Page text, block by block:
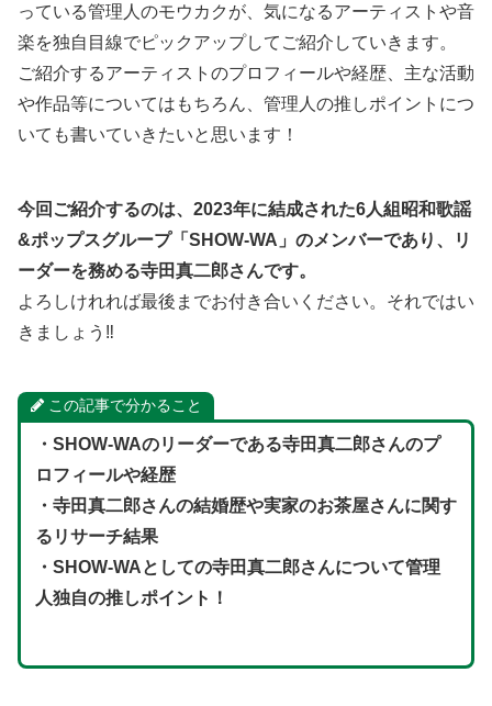
っている管理人のモウカクが、気になるアーティストや音
楽を独自目線でピックアップしてご紹介していきます。
ご紹介するアーティストのプロフィールや経歴、主な活動
や作品等についてはもちろん、管理人の推しポイントにつ
いても書いていきたいと思います！
今回ご紹介するのは、2023年に結成された6人組昭和歌謡
&ポップスグループ「 SHOW-WA 」 のメンバーであり、リ
ーダーを務める寺田真二郎さんです。
よろしけれれば最後までお付き合いください。それではい
きましょう‼
この記事で分かること
・ SHOW-WAのリーダーである寺田真二郎さんのプ
ロフィールや経歴
・ 寺田真二郎さんの結婚歴や実家のお茶屋さんに関す
るリサーチ結果
・ SHOW-WAとしての寺田真二郎さんについて管理
人独自の推しポイント！